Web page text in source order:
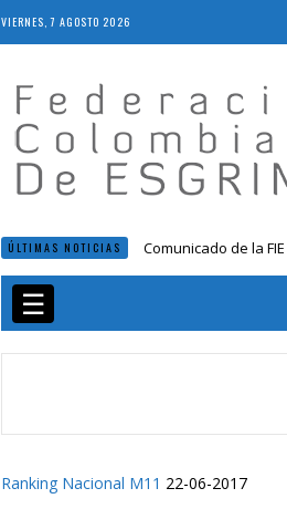
VIERNES, 7 AGOSTO 2026
ÚLTIMAS NOTICIAS
Comunicado de la
Epee Grand Prix
☰
Ranking Nacional M11 22-06-2017